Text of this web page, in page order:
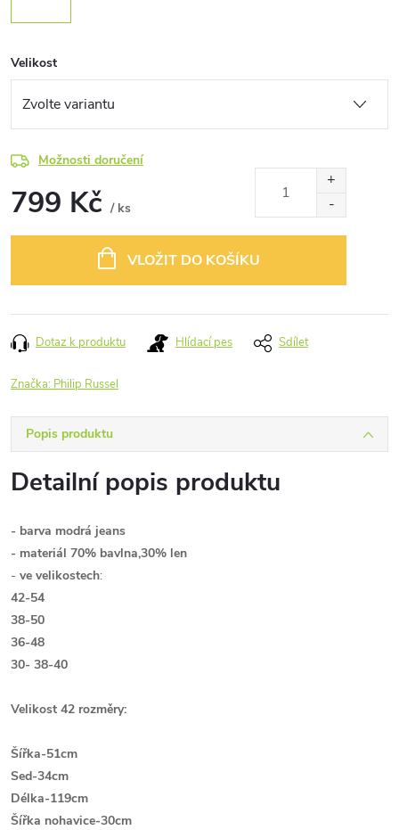
Velikost
Možnosti doručení
799 Kč / ks
VLOŽIT DO KOŠÍKU
Dotaz k produktu Hlídací pes Sdílet
Značka: Philip Russel
Popis produktu
Detailní popis produktu
- barva modrá jeans
- materiál 70% bavlna,30% len
- ve velikostech:
42-54
38-50
36-48
30- 38-40
Velikost 42 rozměry:
Šířka-51cm
Sed-34cm
Délka-119cm
Šířka nohavice-30cm